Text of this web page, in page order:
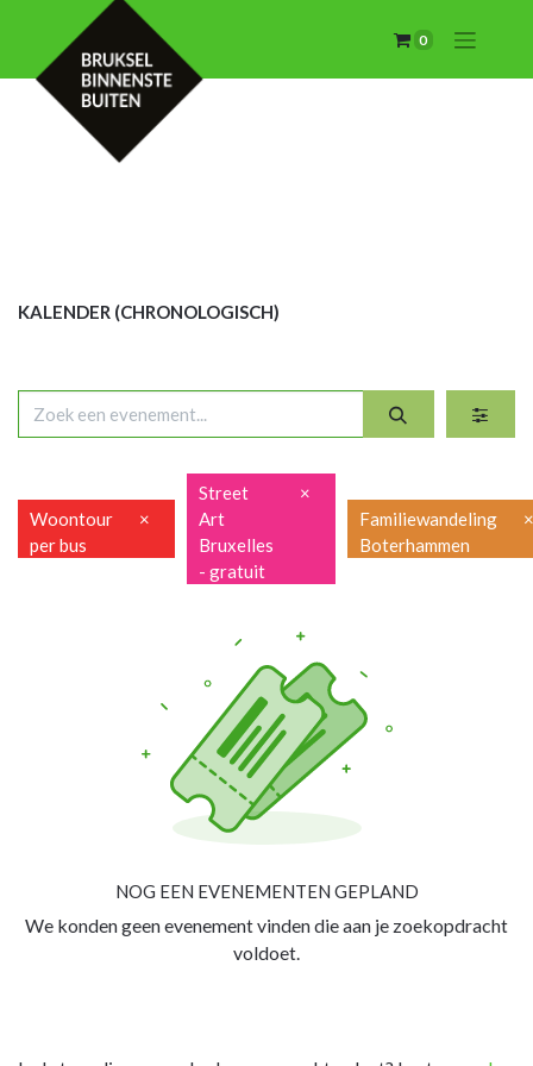
0
KALENDER (CHRONOLOGISCH)
Woontour
per bus
×
Street
Art
Bruxelles
- gratuit
×
Familiewandeling
Boterhammen
×
NOG EEN EVENEMENTEN GEPLAND
We konden geen evenement vinden die aan je zoekopdracht
voldoet.